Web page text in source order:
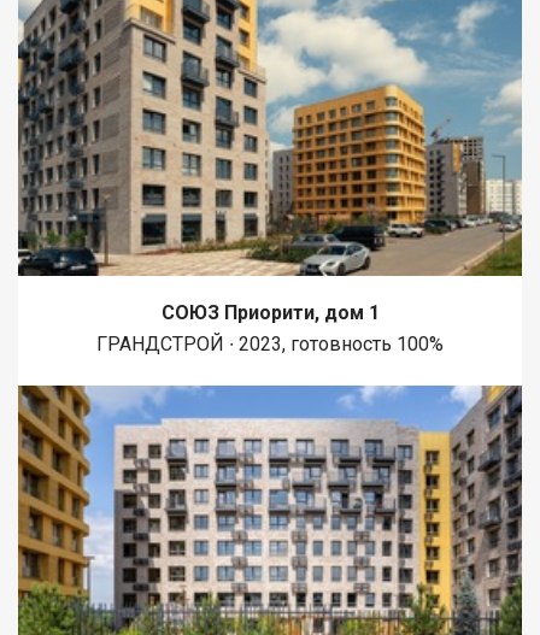
СОЮЗ Приорити, дом 1
ГРАНДСТРОЙ ∙ 2023, готовность 100%